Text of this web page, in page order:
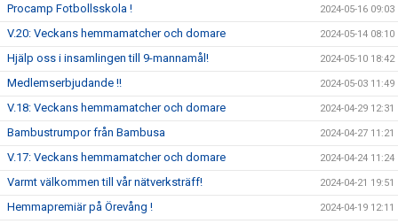
Procamp Fotbollsskola ! 2024-05-16 09:03
V.20: Veckans hemmamatcher och domare 2024-05-14 08:10
Hjälp oss i insamlingen till 9-mannamål! 2024-05-10 18:42
Medlemserbjudande !! 2024-05-03 11:49
V.18: Veckans hemmamatcher och domare 2024-04-29 12:31
Bambustrumpor från Bambusa 2024-04-27 11:21
V.17: Veckans hemmamatcher och domare 2024-04-24 11:24
Varmt välkommen till vår nätverksträff! 2024-04-21 19:51
Hemmapremiär på Örevång ! 2024-04-19 12:11